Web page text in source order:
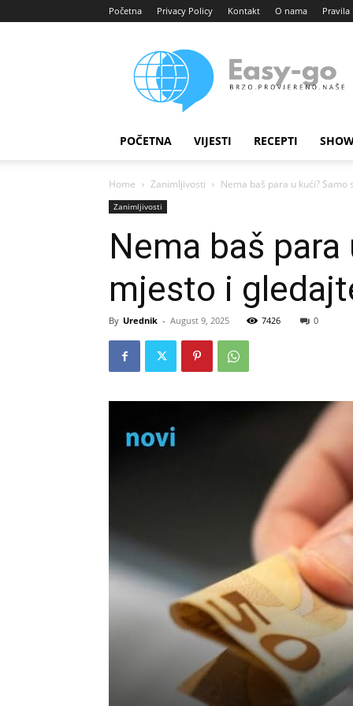
Početna Privacy Policy Kontakt O nama
portal
POČETNA VIJESTI RECEPTI
Home Zanimljivosti Nema baš para u kući?
Zanimljivosti
Nema baš
mjesto i
By Urednik - August 9, 2025 7426 0